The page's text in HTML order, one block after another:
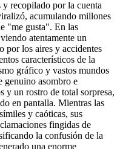
recopilado por la cuenta
acumulando millones
"me gusta". En las
atentamente un
por los aires y accidentes
característicos de la
gráfico y vastos mundos
genuino asombro e
y un rostro de total sorpresa,
en pantalla. Mientras las
y caóticas, sus
fingidas de
la confusión de la
una enorme